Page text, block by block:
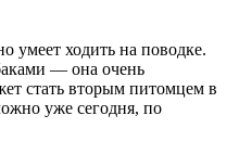
умеет ходить на поводке.
— она очень
стать вторым питомцем в
уже сегодня, по